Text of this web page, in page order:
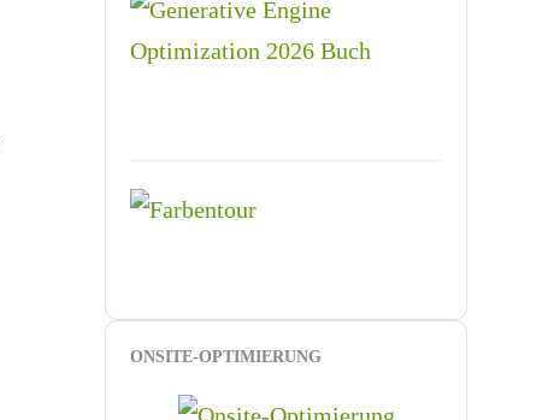
ONSITE-OPTIMIERUNG